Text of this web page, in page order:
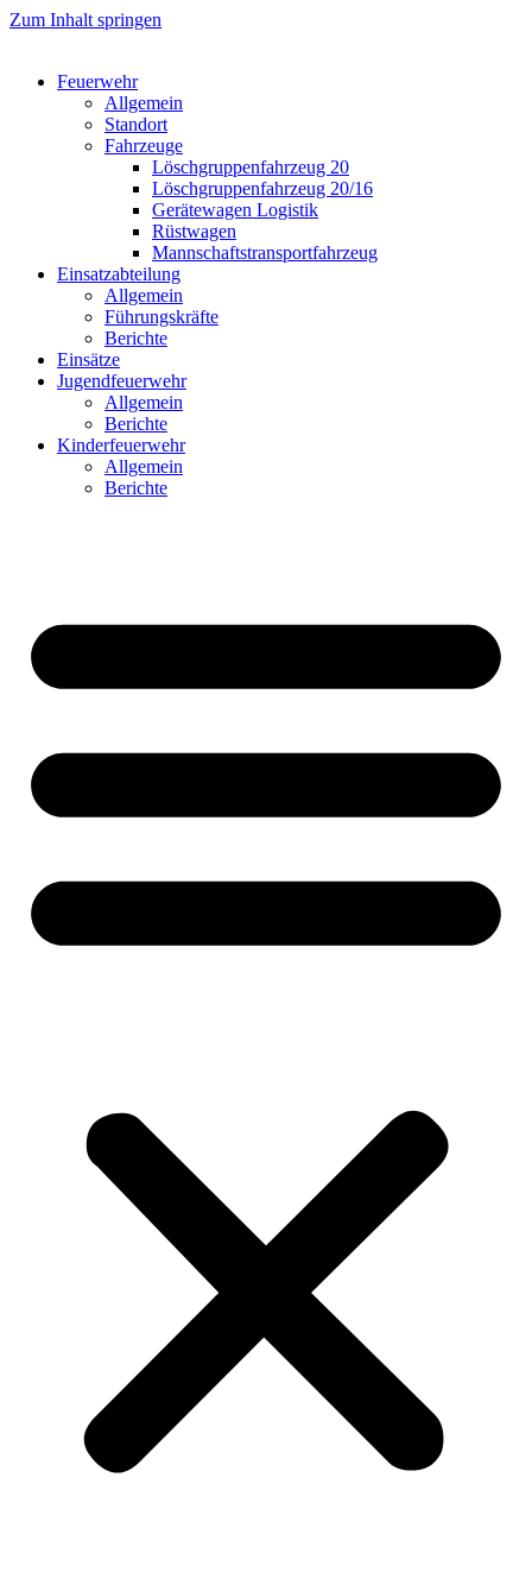
Zum Inhalt springen
Feuerwehr
Allgemein
Standort
Fahrzeuge
Löschgruppen­fahrzeug 20
Lösch­gruppen­fahrzeug 20/16
Geräte­wagen Logistik
Rüst­wagen
Mannschafts­transportfahrzeug
Einsatz­abteilung
Allgemein
Führungs­kräfte
Berichte
Einsätze
Jugend­feuerwehr
Allgemein
Berichte
Kinder­feuerwehr
Allgemein
Berichte